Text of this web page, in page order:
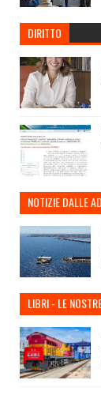
DIRITTO
NOTIZIE DALLE
LIBRI - LE